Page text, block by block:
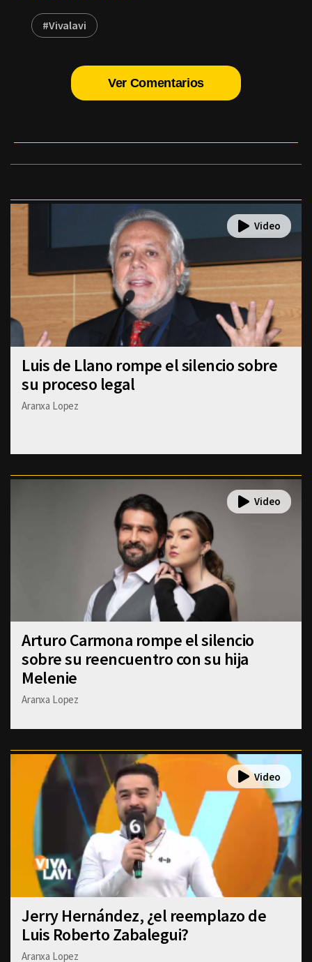
#Vivalavi
Ver Comentarios
Luis de Llano rompe el silencio sobre
su proceso legal
Aranxa Lopez
Arturo Carmona rompe el silencio
sobre su reencuentro con su hija
Melenie
Aranxa Lopez
Jerry Hernández, ¿el reemplazo de
Luis Roberto Zabalegui?
Aranxa Lopez